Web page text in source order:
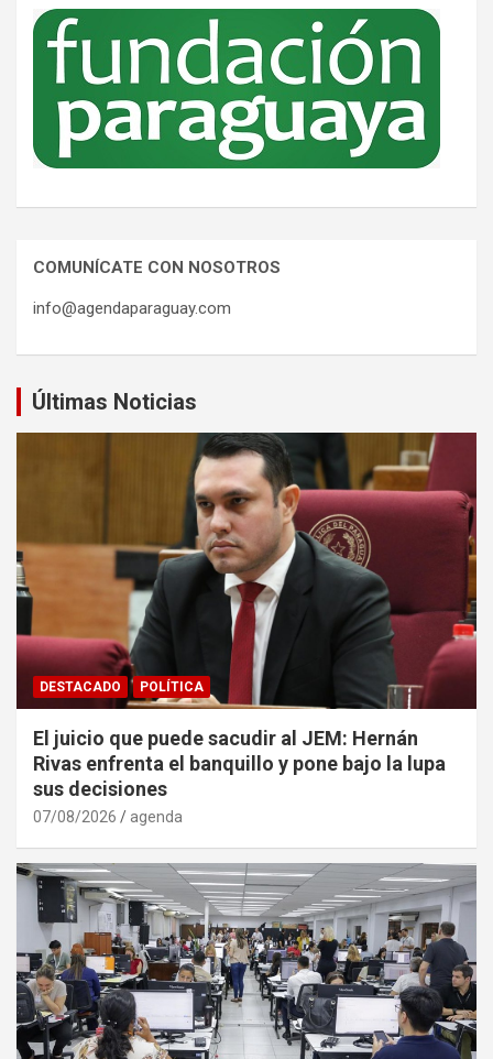
COMUNÍCATE CON NOSOTROS
info@agendaparaguay.com
Últimas Noticias
DESTACADO POLÍTICA
El juicio que puede sacudir al JEM: Hernán
Rivas enfrenta el banquillo y pone bajo la lupa
sus decisiones
07/08/2026 agenda